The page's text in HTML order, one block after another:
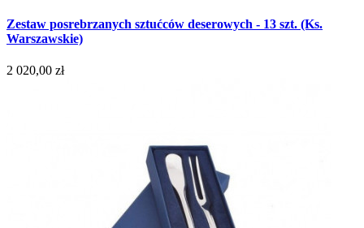
Zestaw posrebrzanych sztućców deserowych - 13 szt. (Ks.
Warszawskie)
2 020,00 zł